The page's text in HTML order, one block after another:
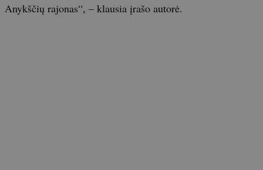
Anykščių rajonas“, – klausia įrašo autorė.